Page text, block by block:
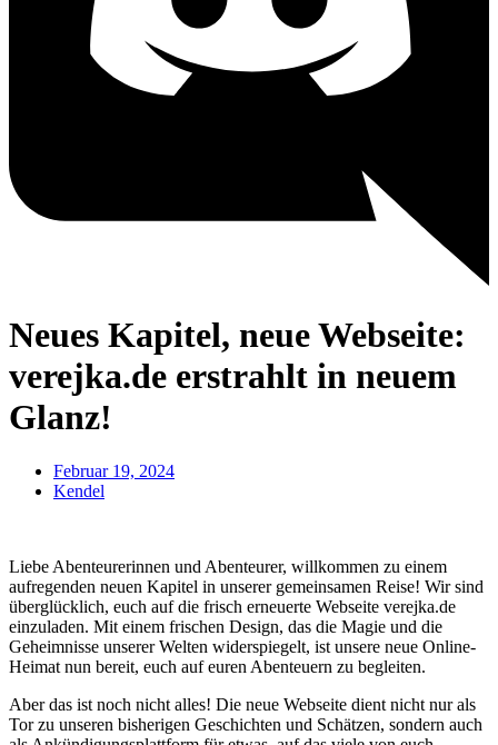
Neues Kapitel, neue Webseite:
verejka.de erstrahlt in neuem
Glanz!
Februar 19, 2024
Kendel
Liebe Abenteurerinnen und Abenteurer, willkommen zu einem
aufregenden neuen Kapitel in unserer gemeinsamen Reise! Wir sind
überglücklich, euch auf die frisch erneuerte Webseite verejka.de
einzuladen. Mit einem frischen Design, das die Magie und die
Geheimnisse unserer Welten widerspiegelt, ist unsere neue Online-
Heimat nun bereit, euch auf euren Abenteuern zu begleiten.
Aber das ist noch nicht alles! Die neue Webseite dient nicht nur als
Tor zu unseren bisherigen Geschichten und Schätzen, sondern auch